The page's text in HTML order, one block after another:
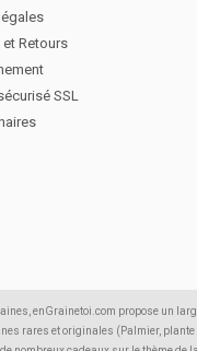
Retours
SSL
enGrainetoi.com propose un
rares et originales (Palmier,